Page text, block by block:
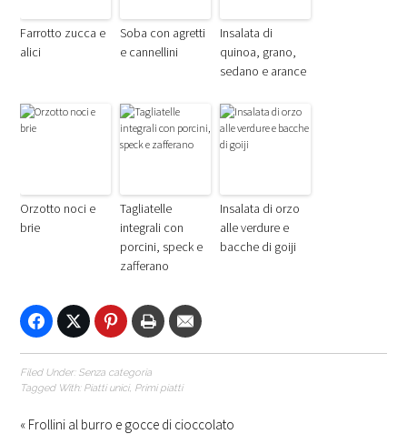
Farrotto zucca e
alici
Soba con agretti
e cannellini
Insalata di
quinoa, grano,
sedano e arance
Orzotto noci e
brie
Tagliatelle
integrali con
porcini, speck e
zafferano
Insalata di orzo
alle verdure e
bacche di goiji
Filed Under: Senza categoria
Tagged With: Piatti unici, Primi piatti
« Frollini al burro e gocce di cioccolato